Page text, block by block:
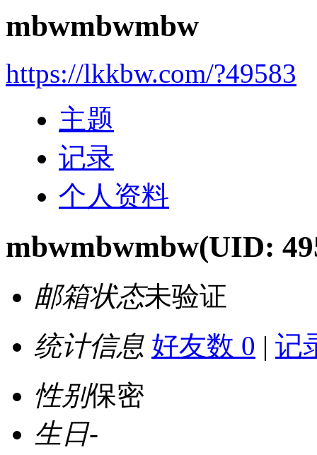
mbwmbwmbw
https://lkkbw.com/?49583
主题
记录
个人资料
mbwmbwmbw(UID:
邮箱状态未验证
统计信息 好友数 0 | 记
性别保密
生日-